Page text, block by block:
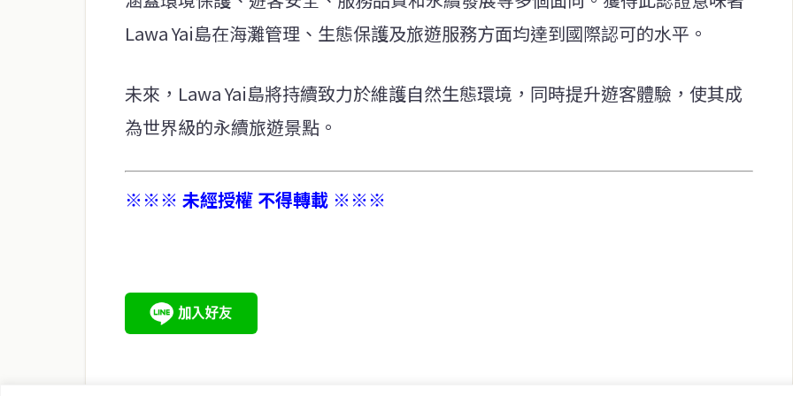
Lawa Yai島在海灘管理、生態保護及旅遊服務方面均達到國際認可的水平。
未來，Lawa Yai島將持續致力於維護自然生態環境，同時提升遊客體驗，使其成
為世界級的永續旅遊景點。
※※※ 未經授權 不得轉載 ※※※
泰國當地政治、經濟、華人社群與社會時事，為在泰華人讀者提供即